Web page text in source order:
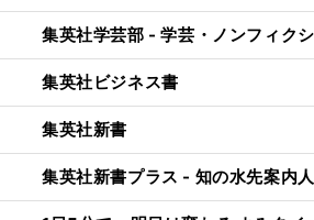
集英社学芸部 - 学芸・ノンフィク
集英社ビジネス書
集英社新書
集英社新書プラス - 知の水先案内人